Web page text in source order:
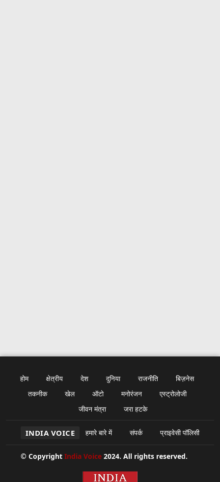
होम क्षेत्रीय देश दुनिया राजनीति
बिज़नेस
तकनीक
खेल ऑटो मनोरंजन
एस्ट्रोलोजी
जीवन मंत्रा
जरा हटके
INDIA VOICE हमारे बारे में संपर्क प्राइवेसी पॉलिसी
© Copyright India Voice 2024. All rights reserved.